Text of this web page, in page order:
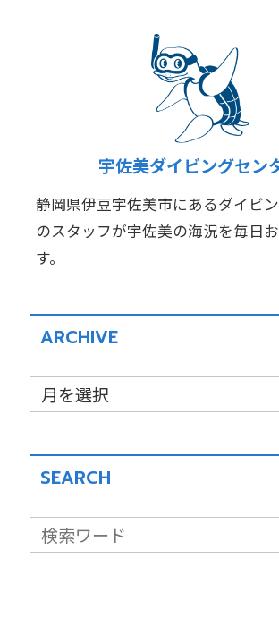
宇佐美ダイビングセン
静岡県伊豆宇佐美市にあるダイビ
のスタッフが宇佐美の海況を毎日
す。
ARCHIVE
SEARCH